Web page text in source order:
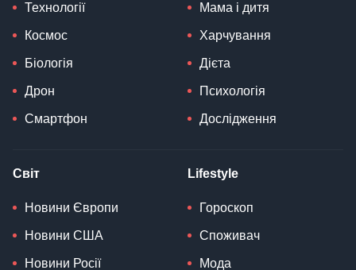
Технології
Космос
Біологія
Дрон
Смартфон
Мама і дитя
Харчування
Дієта
Психологія
Дослідження
Світ
Новини Європи
Новини США
Новини Росії
Lifestyle
Гороскоп
Споживач
Мода